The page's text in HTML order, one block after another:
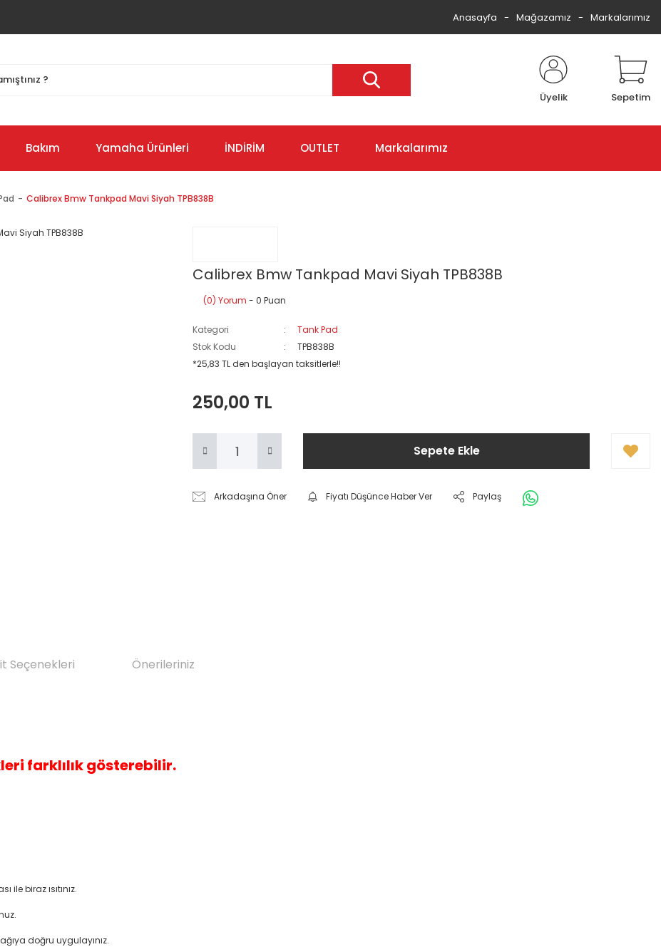
Anasayfa Mağazamız Markalarımız
Üyelik Sepetim
Bakım Yamaha Ürünleri İNDİRİM OUTLET Markalarımız
Calibrex Bmw Tankpad Mavi Siyah TPB838B
Calibrex Bmw Tankpad Mavi Siyah TPB838B
(0) Yorum - 0 Puan
Kategori
Tank Pad
Stok Kodu
TPB838B
*25,83 TL den başlayan taksitlerle!!
250,00 TL
Sepete Ekle
Arkadaşına Öner Fiyatı Düşünce Haber Ver Paylaş
Seçenekleri Önerileriniz
farklılık gösterebilir.
ile biraz ısıtınız.
doğru uygulayınız.